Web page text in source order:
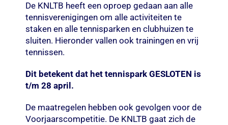
De KNLTB heeft een oproep gedaan aan alle
tennisverenigingen om alle activiteiten te
staken en alle tennisparken en clubhuizen te
sluiten. Hieronder vallen ook trainingen en vrij
tennissen.
Dit betekent dat het tennispark GESLOTEN is
t/m 28 april.
De maatregelen hebben ook gevolgen voor de
Voorjaarscompetitie. De KNLTB gaat zich de